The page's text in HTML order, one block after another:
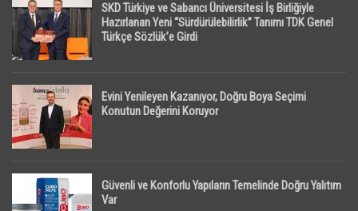
SKD Türkiye ve Sabancı Üniversitesi İş Birliğiyle
Hazırlanan Yeni “Sürdürülebilirlik” Tanımı TDK Genel
Türkçe Sözlük’e Girdi
Evini Yenileyen Kazanıyor, Doğru Boya Seçimi
Konutun Değerini Koruyor
Güvenli ve Konforlu Yapıların Temelinde Doğru Yalıtım
Var